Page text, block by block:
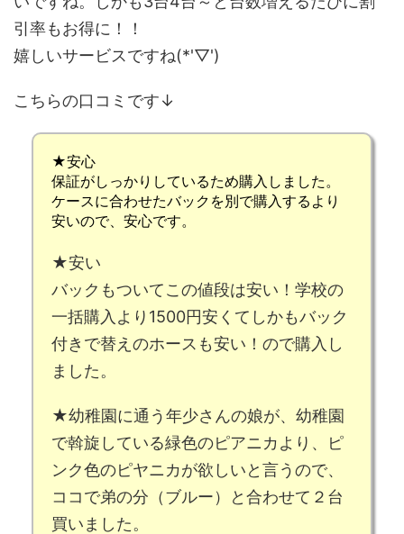
引率もお得に！！
嬉しいサービスですね(*'▽')
こちらの口コミです↓
★安心
保証がしっかりしているため購入しました。
ケースに合わせたバックを別で購入するより
安いので、安心です。
★安い
バックもついてこの値段は安い！学校の
一括購入より1500円安くてしかもバック
付きで替えのホースも安い！ので購入し
ました。
★幼稚園に通う年少さんの娘が、幼稚園
で斡旋している緑色のピアニカより、ピ
ンク色のピヤニカが欲しいと言うので、
ココで弟の分（ブルー）と合わせて２台
買いました。